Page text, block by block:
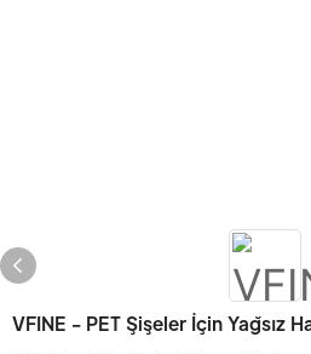
VFINE - PET Şişeler İçin Yağsız